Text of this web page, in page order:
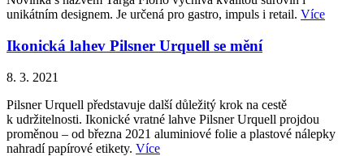
unikátním designem. Je určená pro gastro, impuls i retail. Více
Ikonická lahev Pilsner Urquell se mění
8. 3. 2021
Pilsner Urquell představuje další důležitý krok na cestě
k udržitelnosti. Ikonické vratné lahve Pilsner Urquell projdou
proměnou – od března 2021 aluminiové folie a plastové nálepky
nahradí papírové etikety. Více